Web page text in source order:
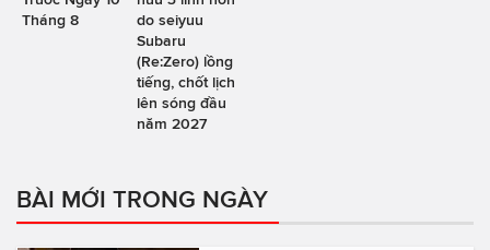
Tháng 8
do seiyuu
Subaru
(Re:Zero) lồng
tiếng, chốt lịch
lên sóng đầu
năm 2027
BÀI MỚI TRONG NGÀY